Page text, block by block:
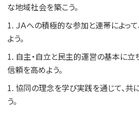
な地域社会を築こう。
1. ＪＡへの積極的な参加と連帯によっ
よう。
1. 自主・自立と民主的運営の基本に立
信頼を高めよう。
1. 協同の理念を学び実践を通じて、共
う。